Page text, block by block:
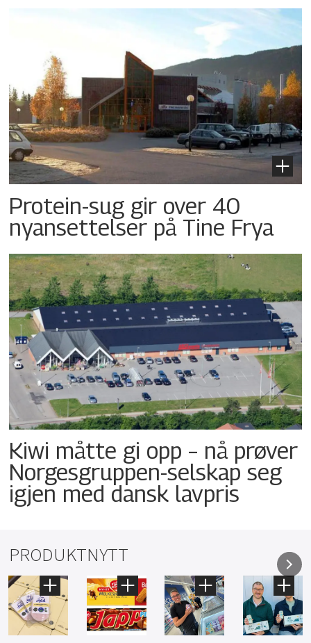
Protein-sug gir over 40
nyansettelser på Tine Frya
Kiwi måtte gi opp – nå prøver
Norgesgruppen-selskap seg
igjen med dansk lavpris
PRODUKTNYTT